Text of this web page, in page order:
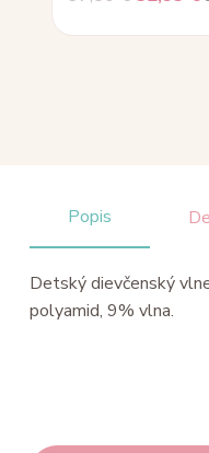
Popis
Detský dievčenský
polyamid, 9% vlna.